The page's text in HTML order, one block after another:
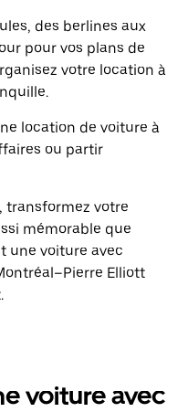
des berlines aux
pour vos plans de
votre location à
location de voiture à
ou partir
transformez votre
mémorable que
une voiture avec
Elliott
voiture avec